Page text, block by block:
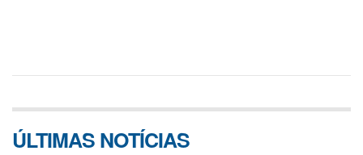
ÚLTIMAS NOTÍCIAS